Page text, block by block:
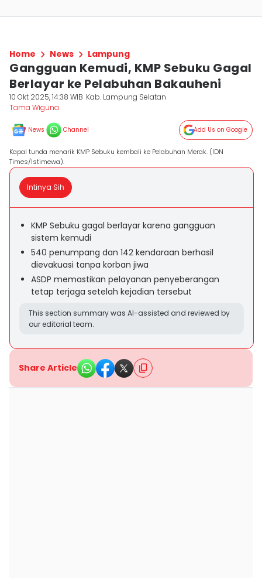
Home News Lampung
Gangguan Kemudi, KMP Sebuku Gagal
Berlayar ke Pelabuhan Bakauheni
10 Okt 2025, 14:38 WIB Kab. Lampung Selatan
Tama Wiguna
News Channel Add Us on Google
Kapal tunda menarik KMP Sebuku kembali ke Pelabuhan Merak. (IDN
Times/Istimewa).
Intinya Sih
KMP Sebuku gagal berlayar karena gangguan
sistem kemudi
540 penumpang dan 142 kendaraan berhasil
dievakuasi tanpa korban jiwa
ASDP memastikan pelayanan penyeberangan
tetap terjaga setelah kejadian tersebut
This section summary was AI-assisted and reviewed by
our editorial team.
Share Article